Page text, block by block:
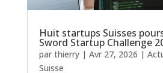
Huit startups Suisses
Sword Startup Challenge
par thierry| Avr 27, 2026 |
Suisse